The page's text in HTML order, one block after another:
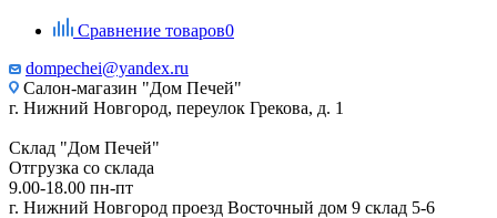
Сравнение товаров0
dompechei@yandex.ru
Салон-магазин "Дом Печей"
г. Нижний Новгород, переулок Грекова, д. 1
Склад "Дом Печей"
Отгрузка со склада
9.00-18.00 пн-пт
г. Нижний Новгород проезд Восточный дом 9 склад 5-6